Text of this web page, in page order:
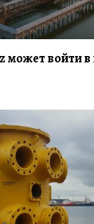
может войти